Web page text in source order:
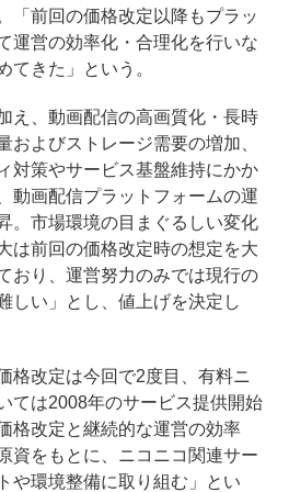
「前回の価格改定以降もプラッ
運営の効率化・合理化を行いな
てきた」という。
え、動画配信の高画質化・長時
およびストレージ需要の増加、
対策やサービス基盤維持にかか
動画配信プラットフォームの運
。市場環境の目まぐるしい変化
は前回の価格改定時の想定を大
おり、運営努力のみでは現行の
しい」とし、値上げを決定し
格改定は今回で2度目、有料ニ
ては2008年のサービス提供開始
格改定と継続的な運営の効率
資をもとに、ニコニコ関連サー
や環境整備に取り組む」とい